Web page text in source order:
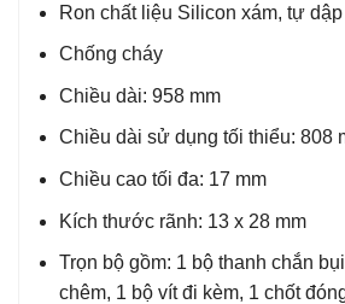
Ron chất liệu Silicon xám, tự
Chống cháy
Chiều dài: 958 mm
Chiều dài sử dụng tối thiểu: 808
Chiều cao tối đa: 17 mm
Kích thước rãnh: 13 x 28 mm
Trọn bộ gồm: 1 bộ thanh chắn
chêm, 1 bộ vít đi kèm, 1 chốt